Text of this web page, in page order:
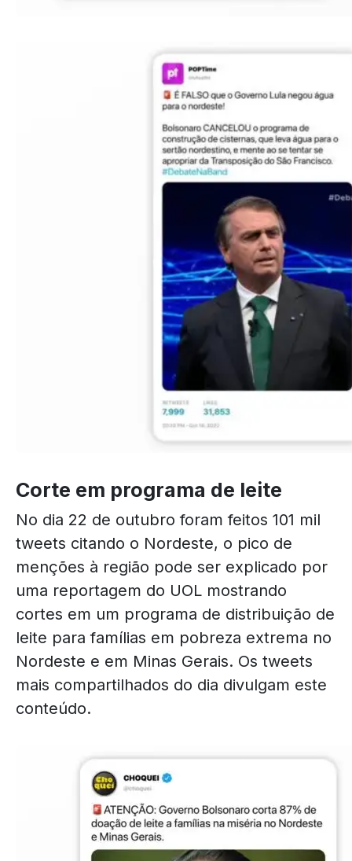
Corte em programa de leite
No dia 22 de outubro foram feitos 101 mil
tweets citando o Nordeste, o pico de
menções à região pode ser explicado por
uma reportagem do UOL mostrando
cortes em um programa de distribuição de
leite para famílias em pobreza extrema no
Nordeste e em Minas Gerais. Os tweets
mais compartilhados do dia divulgam este
conteúdo.